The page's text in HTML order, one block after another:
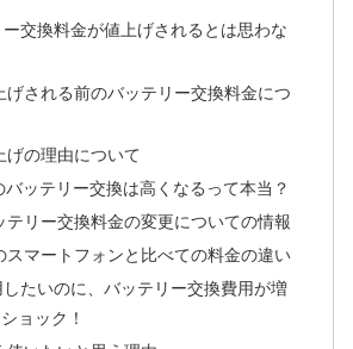
交換料金が値上げされるとは思わな
げされる前のバッテリー交換料金につ
げの理由について
ッテリー交換は高くなるって本当？
テリー交換料金の変更についての情報
スマートフォンと比べての料金の違い
たいのに、バッテリー交換費用が増
ョック！